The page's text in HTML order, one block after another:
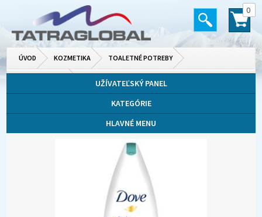
0
ÚVOD KOZMETIKA TOALETNÉ POTREBY
UŽÍVATEĽSKÝ PANEL
KATEGÓRIE
HLAVNÉ MENU